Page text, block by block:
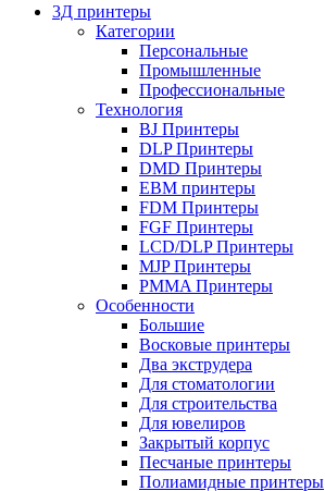
3Д принтеры
Категории
Персональные
Промышленные
Профессиональные
Технология
BJ Принтеры
DLP Принтеры
DMD Принтеры
EBM принтеры
FDM Принтеры
FGF Принтеры
LCD/DLP Принтеры
MJP Принтеры
PMMA Принтеры
Особенности
Большие
Восковые принтеры
Два экструдера
Для стоматологии
Для строительства
Для ювелиров
Закрытый корпус
Песчаные принтеры
Полиамидные принтеры